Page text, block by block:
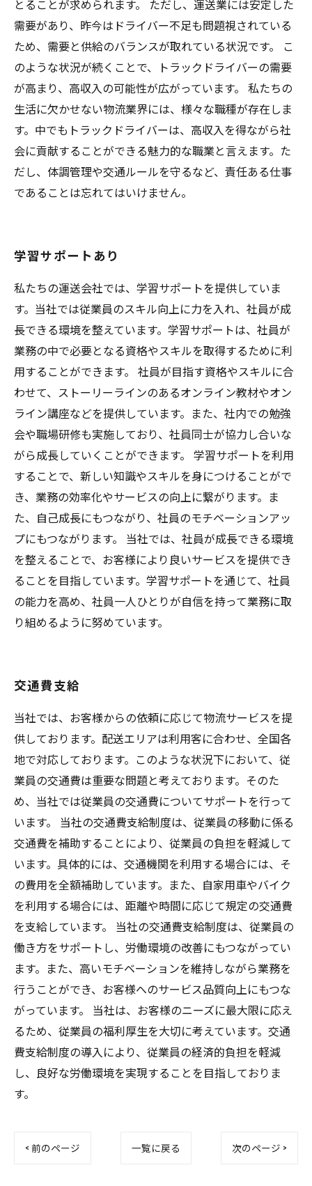
とることが求められます。 ただし、運送業には安定した
需要があり、昨今はドライバー不足も問題視されている
ため、需要と供給のバランスが取れている状況です。 こ
のような状況が続くことで、トラックドライバーの需要
が高まり、高収入の可能性が広がっています。 私たちの
生活に欠かせない物流業界には、様々な職種が存在しま
す。中でもトラックドライバーは、高収入を得ながら社
会に貢献することができる魅力的な職業と言えます。た
だし、体調管理や交通ルールを守るなど、責任ある仕事
であることは忘れてはいけません。
学習サポートあり
私たちの運送会社では、学習サポートを提供していま
す。当社では従業員のスキル向上に力を入れ、社員が成
長できる環境を整えています。学習サポートは、社員が
業務の中で必要となる資格やスキルを取得するために利
用することができます。 社員が目指す資格やスキルに合
わせて、ストーリーラインのあるオンライン教材やオン
ライン講座などを提供しています。また、社内での勉強
会や職場研修も実施しており、社員同士が協力し合いな
がら成長していくことができます。 学習サポートを利用
することで、新しい知識やスキルを身につけることがで
き、業務の効率化やサービスの向上に繋がります。ま
た、自己成長にもつながり、社員のモチベーションアッ
プにもつながります。 当社では、社員が成長できる環境
を整えることで、お客様により良いサービスを提供でき
ることを目指しています。学習サポートを通じて、社員
の能力を高め、社員一人ひとりが自信を持って業務に取
り組めるように努めています。
交通費支給
当社では、お客様からの依頼に応じて物流サービスを提
供しております。配送エリアは利用客に合わせ、全国各
地で対応しております。このような状況下において、従
業員の交通費は重要な問題と考えております。そのた
め、当社では従業員の交通費についてサポートを行って
います。 当社の交通費支給制度は、従業員の移動に係る
交通費を補助することにより、従業員の負担を軽減して
います。具体的には、交通機関を利用する場合には、そ
の費用を全額補助しています。また、自家用車やバイク
を利用する場合には、距離や時間に応じて規定の交通費
を支給しています。 当社の交通費支給制度は、従業員の
働き方をサポートし、労働環境の改善にもつながってい
ます。また、高いモチベーションを維持しながら業務を
行うことができ、お客様へのサービス品質向上にもつな
がっています。 当社は、お客様のニーズに最大限に応え
るため、従業員の福利厚生を大切に考えています。交通
費支給制度の導入により、従業員の経済的負担を軽減
し、良好な労働環境を実現することを目指しておりま
す。
< 前のページ 一覧に戻る 次のページ >